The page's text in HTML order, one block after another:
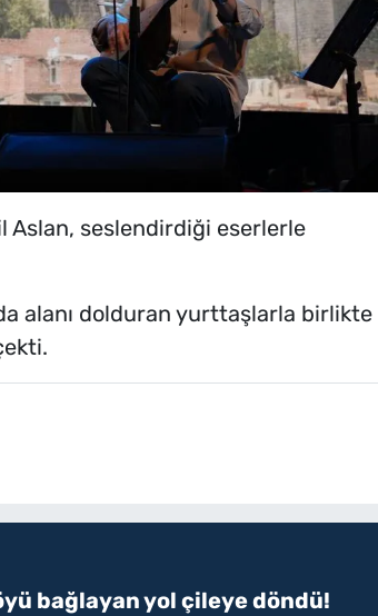
Aslan, seslendirdiği eserlerle
alanı dolduran yurttaşlarla birlikte
bağlayan yol çileye döndü!